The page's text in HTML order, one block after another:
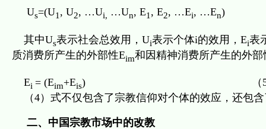
Us=(U1 , U2, …Ui, …Un, E1 , E2, …Ei, …En)
其中Us表示社会总效用，Ui表示个体i的效用，Ei表
质消费所产生的外部性Eim和因精神消费所产生的外部
Ei = (Eim+Eis) （5
（4）式不仅包含了宗教信仰对个体的效应，还包
二、中国宗教市场中的改教